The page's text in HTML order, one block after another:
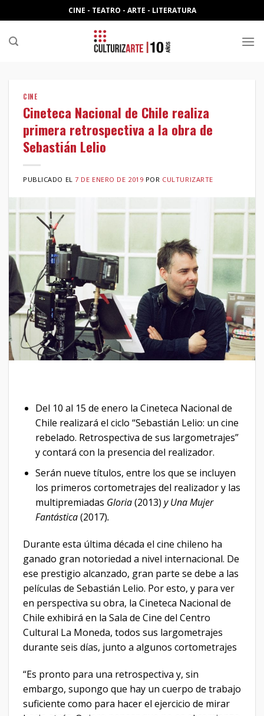
to
content
CINE - TEATRO - ARTE - LITERATURA
CINE
Cineteca Nacional de Chile realiza
primera retrospectiva a la obra de
Sebastián Lelio
PUBLICADO EL7 DE ENERO DE 2019 POR CULTURIZARTE
Del 10 al 15 de enero la Cineteca Nacional de
Chile realizará el ciclo “Sebastián Lelio: un cine
rebelado. Retrospectiva de sus largometrajes”
y contará con la presencia del realizador.
Serán nueve títulos, entre los que se incluyen
los primeros cortometrajes del realizador y las
multipremiadas Gloria(2013) y Una Mujer
Fantástica(2017).
Durante esta última década el cine chileno ha
ganado gran notoriedad a nivel internacional. De
ese prestigio alcanzado, gran parte se debe a las
películas de Sebastián Lelio. Por esto, y para ver
en perspectiva su obra, la Cineteca Nacional de
Chile exhibirá en la Sala de Cine del Centro
Cultural La Moneda, todos sus largometrajes
durante seis días, junto a algunos cortometrajes
“Es pronto para una retrospectiva y, sin
embargo, supongo que hay un cuerpo de trabajo
suficiente como para hacer el ejercicio de mirar